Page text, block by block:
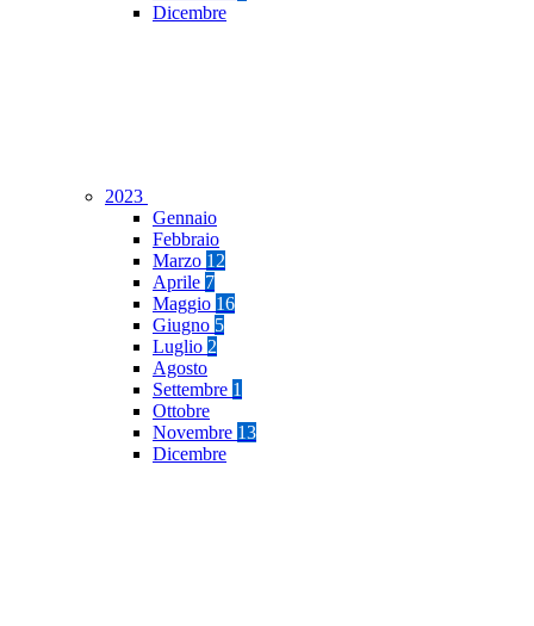
Dicembre
2023
Gennaio
Febbraio
Marzo 12
Aprile 7
Maggio 16
Giugno 5
Luglio 2
Agosto
Settembre 1
Ottobre
Novembre 13
Dicembre